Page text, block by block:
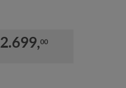
2.699,00